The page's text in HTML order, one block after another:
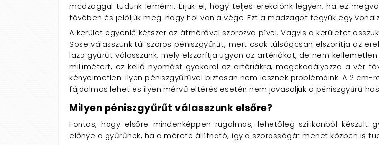
madzaggal tudunk lemérni. Érjük el, hogy teljes erekciónk legyen, ha ez
tövében és jelöljük meg, hogy hol van a vége. Ezt a madzagot tegyük egy
A kerület egyenlő kétszer az átmérővel szorozva pível. Vagyis a kerületet
Sose válasszunk túl szoros péniszgyűrűt, mert csak túlságosan elszorítja az
laza gyűrűt válasszunk, mely elszorítja ugyan az artériákat, de nem
millimétert, ez kellő nyomást gyakorol az artériákra, megakadályozza a vér
kényelmetlen. Ilyen péniszgyűrűvel biztosan nem lesznek problémáink. A 2
fájdalmas lehet és ilyen mérvű eltérés esetén nem javasoljuk a péniszgyűrű
Milyen péniszgyűrűt válasszunk elsőre?
Fontos, hogy elsőre mindenképpen rugalmas, lehetőleg szilikonból készült
előnye a gyűrűnek, ha a mérete állítható, így a szorosságát menet közben is